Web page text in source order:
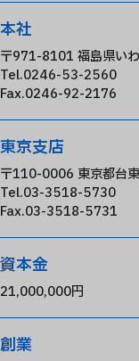
本社
〒971-8101 福島県い
Tel.0246-53-2560
Fax.0246-92-2176
東京支店
〒110-0006 東京都台
Tel.03-3518-5730
Fax.03-3518-5731
資本金
21,000,000円
創業